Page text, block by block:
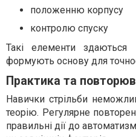
положенню корпусу
контролю спуску
Такі елементи
формують основу для
Практика та
Навички стрільби
теорію. Регулярне
правильні дії до